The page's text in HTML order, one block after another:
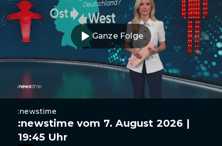
Ganze Folge
:newstime
:newstime vom 7. August 2026 |
19:45 Uhr